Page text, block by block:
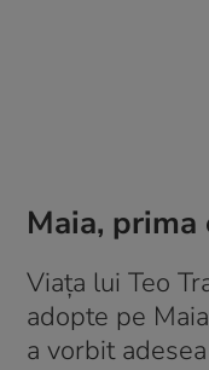
Maia,
Viața lui Teo
adopte pe
a vorbit